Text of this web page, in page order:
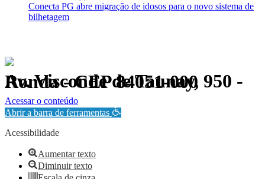
Conecta PG abre migração de idosos para o novo sistema de
bilhetagem
Av. Visconde de Taunay, 950 - Ronda - CEP 84051-000
Política de Privacidade.
Acessar o conteúdo
Abrir a barra de ferramentas
Acessibilidade
Aumentar texto
Diminuir texto